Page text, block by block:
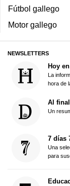
Fútbol gallego
Motor gallego
NEWSLETTERS
Hoy
La
hora de
Al
Un
7 días
Una
para